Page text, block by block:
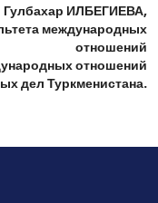
Гулбахар ИЛБЕГИЕВА,
международных
отношений
отношений
дел Туркменистана.